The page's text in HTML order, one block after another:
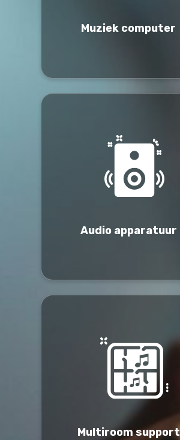
Muziek computer
Audio apparatuur
Multiroom support